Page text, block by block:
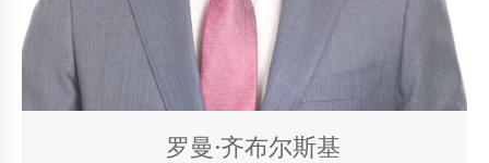
罗曼·齐布尔斯基